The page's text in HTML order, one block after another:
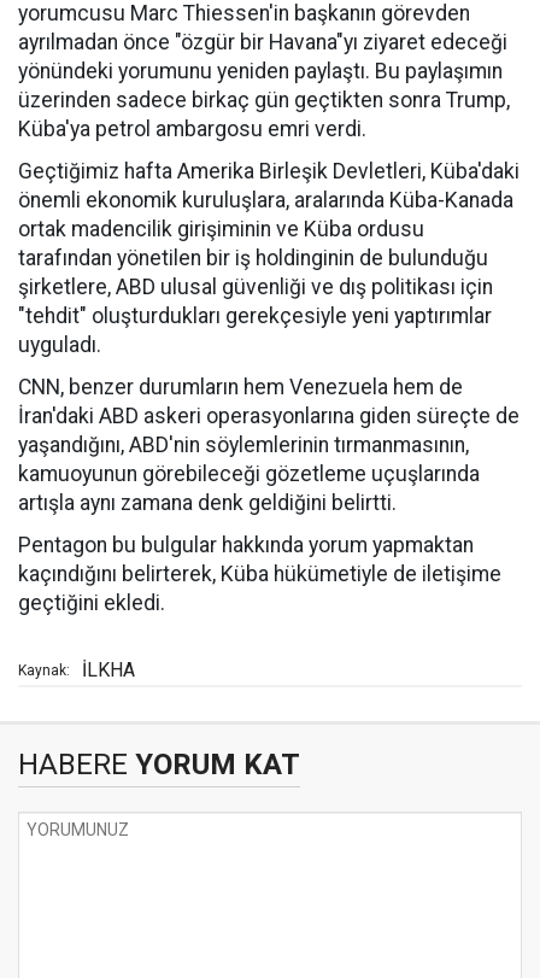
yorumcusu Marc Thiessen'in başkanın görevden
ayrılmadan önce "özgür bir Havana"yı ziyaret edeceği
yönündeki yorumunu yeniden paylaştı. Bu paylaşımın
üzerinden sadece birkaç gün geçtikten sonra Trump,
Küba'ya petrol ambargosu emri verdi.
Geçtiğimiz hafta Amerika Birleşik Devletleri, Küba'daki
önemli ekonomik kuruluşlara, aralarında Küba-Kanada
ortak madencilik girişiminin ve Küba ordusu
tarafından yönetilen bir iş holdinginin de bulunduğu
şirketlere, ABD ulusal güvenliği ve dış politikası için
"tehdit" oluşturdukları gerekçesiyle yeni yaptırımlar
uyguladı.
CNN, benzer durumların hem Venezuela hem de
İran'daki ABD askeri operasyonlarına giden süreçte de
yaşandığını, ABD'nin söylemlerinin tırmanmasının,
kamuoyunun görebileceği gözetleme uçuşlarında
artışla aynı zamana denk geldiğini belirtti.
Pentagon bu bulgular hakkında yorum yapmaktan
kaçındığını belirterek, Küba hükümetiyle de iletişime
geçtiğini ekledi.
Kaynak: İLKHA
HABERE YORUM KAT